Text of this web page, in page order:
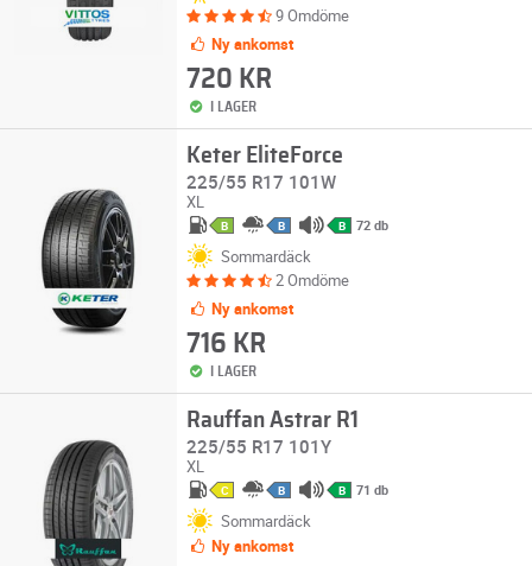
9 Omdöme
Ny ankomst
720 KR
I LAGER
Keter EliteForce
225/55 R17 101W
XL
B B B 72 db
Sommardäck
2 Omdöme
Ny ankomst
716 KR
I LAGER
Rauffan Astrar R1
225/55 R17 101Y
XL
C B B 71 db
Sommardäck
Ny ankomst